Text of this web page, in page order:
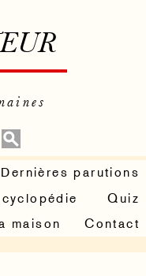
Dernières parutions
Quiz
maison Contact